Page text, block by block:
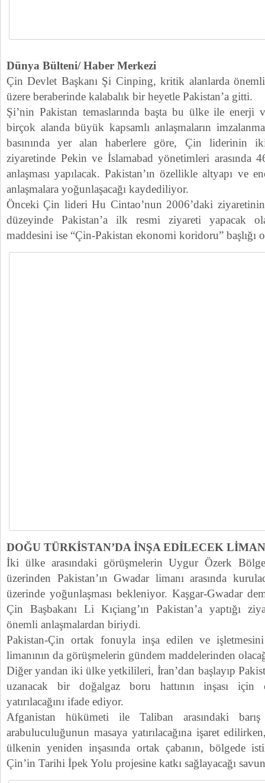
Dünya Bülteni/ Haber Merkezi
Çin Devlet Başkanı Şi Cinping, kritik alanlarda
üzere beraberinde kalabalık bir heyetle Pakistan’a gitti.
Şi’nin Pakistan temaslarında başta bu ülke ile enerji
birçok alanda büyük kapsamlı anlaşmaların
basınında yer alan haberlere göre, Çin liderinin
ziyaretinde Pekin ve İslamabad yönetimleri arasında
anlaşması yapılacak. Pakistan’ın özellikle altyapı ve
anlaşmalara yoğunlaşacağı kaydediliyor.
Önceki Çin lideri Hu Cintao’nun 2006’daki ziyaretinin
düzeyinde Pakistan’a ilk resmi ziyareti yapacak
maddesini ise “Çin-Pakistan ekonomi koridoru” başlığı
DOĞU TÜRKİSTAN’DA İNŞA EDİLECEK
İki ülke arasındaki görüşmelerin Uygur Özerk
üzerinden Pakistan’ın Gwadar limanı arasında
üzerinde yoğunlaşması bekleniyor. Kaşgar-Gwadar
Çin Başbakanı Li Kıçiang’ın Pakistan’a yaptığı
önemli anlaşmalardan biriydi.
Pakistan-Çin ortak fonuyla inşa edilen ve
limanının da görüşmelerin gündem maddelerinden
Diğer yandan iki ülke yetkilileri, İran’dan başlayıp
uzanacak bir doğalgaz boru hattının inşası için
yatırılacağını ifade ediyor.
Afganistan hükümeti ile Taliban arasındaki barış
arabuluculuğunun masaya yatırılacağına işaret
ülkenin yeniden inşasında ortak çabanın, bölgede
Çin’in Tarihi İpek Yolu projesine katkı sağlayacağı